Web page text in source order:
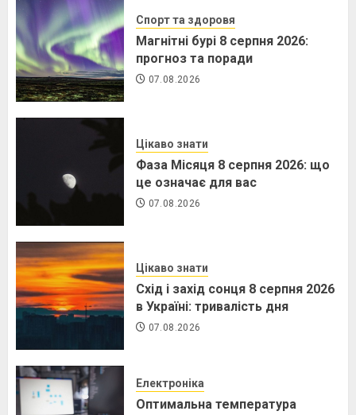
Спорт та здоровя
Магнітні бурі 8 серпня 2026:
прогноз та поради
07.08.2026
Цікаво знати
Фаза Місяця 8 серпня 2026: що
це означає для вас
07.08.2026
Цікаво знати
Схід і захід сонця 8 серпня 2026
в Україні: тривалість дня
07.08.2026
Електроніка
Оптимальна температура